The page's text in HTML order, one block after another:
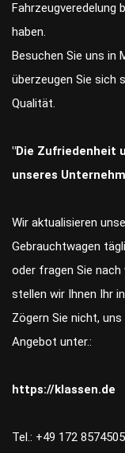
haben.
Besuchen Sie uns in
überzeugen Sie sich
Qualität.
"Die Zufriedenheit
unseres
Wir aktualisieren
Gebrauchtwagen
oder fragen Sie nach
stellen wir Ihnen Ihr
Zögern Sie nicht,
Angebot unter.:
https://klassen.de
Tel.: +49 172 8574505